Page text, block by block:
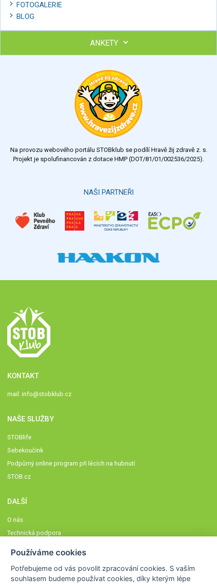
FOTOGALERIE
BLOG
ANKETY
Výsledky Všechny ankety
Na provozu webového portálu STOBklub se podílí Hravě žij zdravě z. s.
Projekt je spolufinancován z dotace HMP (DOT/81/01/002536/2025).
NAŠI PARTNEŘI
KONTAKT
mail: info@stobklub.cz
NAŠE SLUŽBY
STOBlife
Sebekoučink
Podpůrný online program při lécích na hubnutí
STOB.cz
DALŠÍ
O nás
Technická podpora
Členové STOBklubu
Používáme cookies
Potřebujeme od vás povolit zpracování cookies. S vaším
souhlasem budeme používat cookies, díky kterým lépe